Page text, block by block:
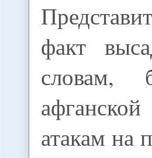
факт
словам,
атакам на